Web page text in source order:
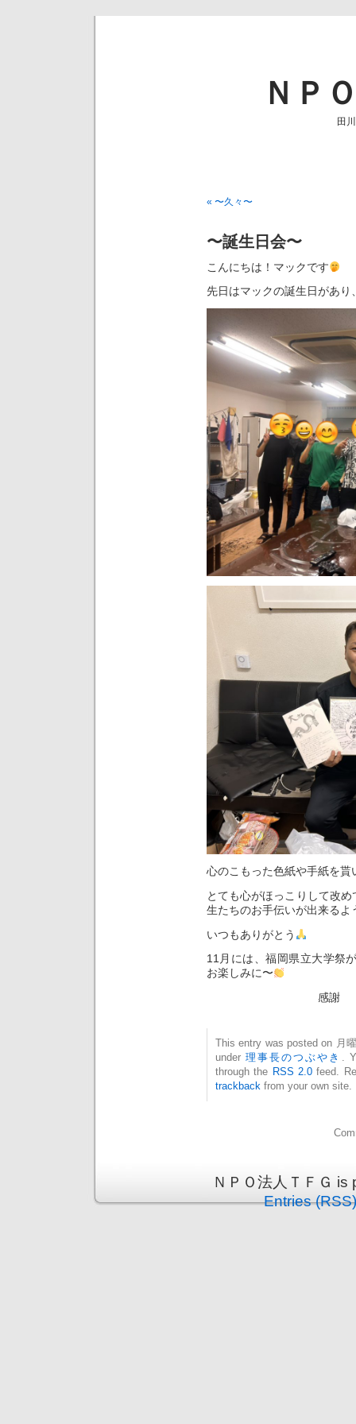
ＮＰ
田
« 〜久々〜
〜誕生日会〜
こんにちは！マックです
先日はマックの誕生日があ
心のこもった色紙や手紙を貰
とても心がほっこりして改
生たちのお手伝いが出来る
いつもありがとう
11月には、福岡県立大学祭
お楽しみに〜
感謝
This entry was posted on 月
under理事長のつぶやき
.
through the RSS 2.0 feed.
trackback from your own site.
ＮＰＯ法人ＴＦＧ
Entries (RSS)